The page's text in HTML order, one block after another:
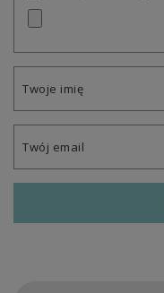
Twoje imię
Twój email